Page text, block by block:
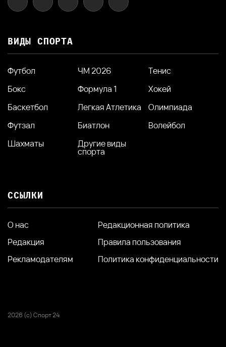
ВИДЫ СПОРТА
Футбол ЧМ 2026
Тенис
Бокс
Формула 1
Хокей
Баскетбол
Легкая Атлетика
Олимпиада
Футзал
Биатлон
Волейбол
Шахматы
Другие виды
спорта
ССЫЛКИ
О нас
Редакция
Рекламодателям
Редакционная политика
Правила пользования
Политика конфиденциальности
2026 (с) Спорт 24